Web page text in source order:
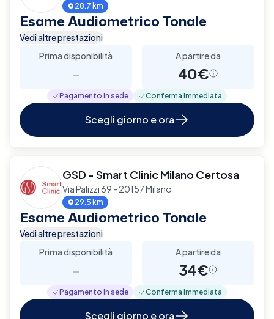
28.7 km
Esame Audiometrico Tonale
Vedi altre prestazioni
Prima disponibilità
-
A partire da
40€
Pagamento in sede Conferma immediata
Scegli giorno e ora
GSD - Smart Clinic Milano Certosa
Via Palizzi 69 - 20157 Milano
29.5 km
Esame Audiometrico Tonale
Vedi altre prestazioni
Prima disponibilità
-
A partire da
34€
Pagamento in sede Conferma immediata
Scegli giorno e ora